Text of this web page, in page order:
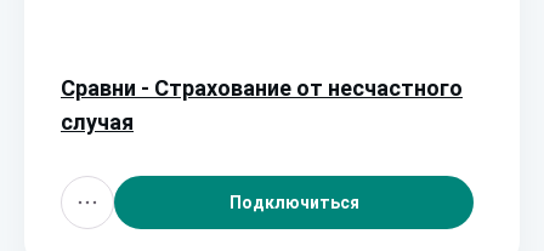
Сравни - Страхование от несчастного
случая
Подключиться